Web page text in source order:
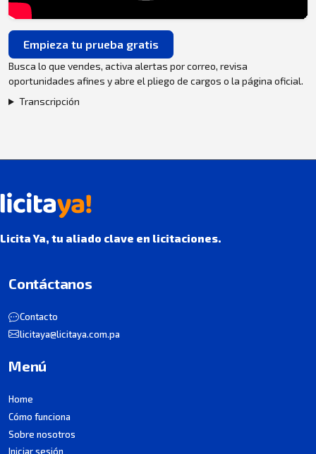
Empieza tu prueba gratis
Busca lo que vendes, activa alertas por correo, revisa
oportunidades afines y abre el pliego de cargos o la página oficial.
Transcripción
Licita Ya, tu aliado clave en licitaciones.
Contáctanos
Contacto
licitaya@licitaya.com.pa
Menú
Home
Cómo funciona
Sobre nosotros
Iniciar sesión